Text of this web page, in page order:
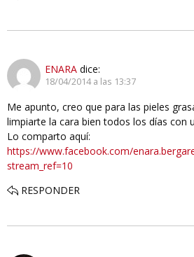
ENARA dice:
18/04/2014 a las 13:37
Me apunto, creo que para las pieles
limpiarte la cara bien todos los días con
Lo comparto aquí:
https://www.facebook.com/
stream_ref=10
RESPONDER